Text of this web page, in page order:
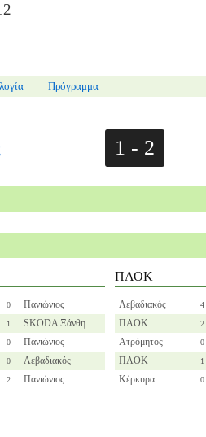
Πρόγραμμα
1 - 2
0
Πανιώνιος
1
SKODA Ξάνθη
0
Πανιώνιος
0
Λεβαδιακός
2 Πανιώνιος
ΠΑΟΚ
Λεβαδιακός 4
ΠΑΟΚ 2
Ατρόμητος 0
ΠΑΟΚ 1
Κέρκυρα 0